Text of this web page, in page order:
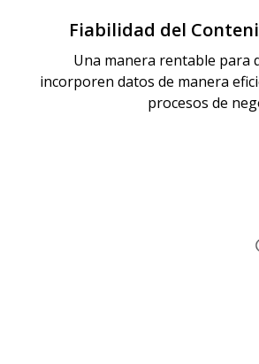
Fiabilidad del
Una manera rentable para
incorporen datos de manera
procesos de